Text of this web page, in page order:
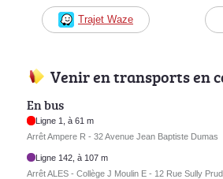
Trajet Waze
Venir en transports en
En bus
Ligne 1, à 61 m
Arrêt Ampere R - 32 Avenue Jean Baptiste Dumas
Ligne 142, à 107 m
Arrêt ALES - Collège J Moulin E - 12 Rue Sully